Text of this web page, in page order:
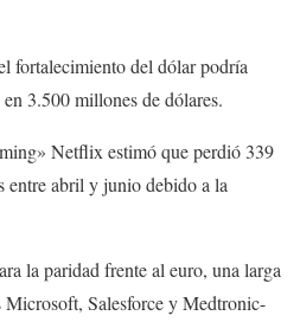
fortalecimiento del dólar podría
3.500 millones de dólares.
Netflix estimó que perdió 339
entre abril y junio debido a la
la paridad frente al euro, una larga
Microsoft, Salesforce y Medtronic-